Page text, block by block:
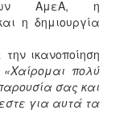
των ΑμεΑ, η
η δημιουργία
ικανοποίηση
«Χαίρομαι πολύ
σας και
για αυτά τα